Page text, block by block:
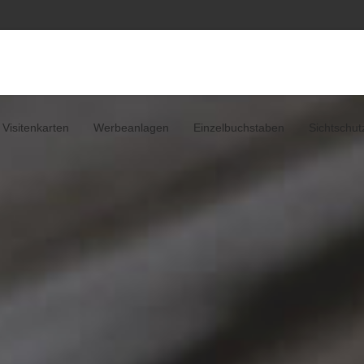
Visitenkarten Werbeanlagen Einzelbuchstaben